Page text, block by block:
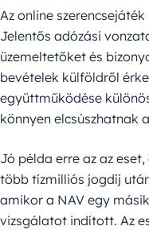
Az online
Jelentős adózási
üzemeltetőket és
bevételek külföldről
együttműködése
könnyen elcsúszhatnak
Jó példa erre az az
több tízmilliós jogdíj
amikor a NAV egy
vizsgálatot indított. Az